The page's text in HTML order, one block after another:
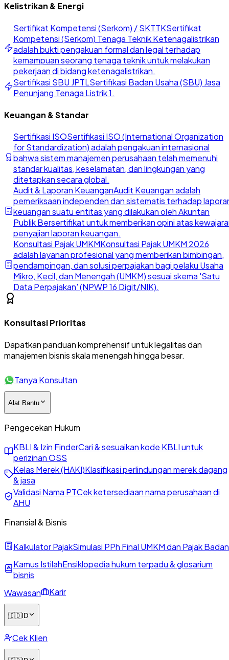
Kelistrikan & Energi
Sertifikat Kompetensi (Serkom) / SKTTKSertifikat
Kompetensi (Serkom) Tenaga Teknik Ketenagalistrikan
adalah bukti pengakuan formal dan legal terhadap
kemampuan seorang tenaga teknik untuk melakukan
pekerjaan di bidang ketenagalistrikan.
Sertifikasi SBU JPTLSertifikasi Badan Usaha (SBU) Jasa
Penunjang Tenaga Listrik 1.
Keuangan & Standar
Sertifikasi ISOSertifikasi ISO (International Organization
for Standardization) adalah pengakuan internasional
bahwa sistem manajemen perusahaan telah memenuhi
standar kualitas, keselamatan, dan lingkungan yang
ditetapkan secara global.
Audit & Laporan KeuanganAudit Keuangan adalah
pemeriksaan independen dan sistematis terhadap
keuangan suatu entitas yang dilakukan oleh Akuntan
Publik Bersertifikat untuk memberikan opini atas
penyajian laporan keuangan.
Konsultasi Pajak UMKMKonsultasi Pajak UMKM 2026
adalah layanan profesional yang memberikan bimbingan,
pendampingan, dan solusi perpajakan bagi pelaku Usaha
Mikro, Kecil, dan Menengah (UMKM) sesuai skema 'Satu
Data Perpajakan' (NPWP 16 Digit/NIK).
Konsultasi Prioritas
Dapatkan panduan komprehensif untuk legalitas dan
manajemen bisnis skala menengah hingga besar.
Tanya Konsultan
Alat Bantu
Pengecekan Hukum
KBLI & Izin FinderCari & sesuaikan kode KBLI untuk
perizinan OSS
Kelas Merek (HAKI)Klasifikasi perlindungan merek dagang
& jasa
Validasi Nama PTCek ketersediaan nama perusahaan di
AHU
Finansial & Bisnis
Kalkulator PajakSimulasi PPh Final UMKM dan Pajak Badan
Kamus IstilahEnsiklopedia hukum terpadu & glosarium
bisnis
Wawasan
Karir
🇮🇩ID
Cek Klien